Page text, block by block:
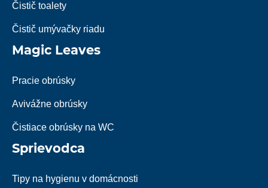
Čistič toalety
Čistič umývačky riadu
Magic Leaves
Pracie obrúsky
Avivážne obrúsky
Čistiace obrúsky na WC
Sprievodca
Tipy na hygienu v domácnosti